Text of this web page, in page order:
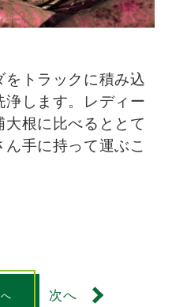
トラックに積み込
浄します。レディー
根に比べるととて
手に持って運ぶこ
次へ